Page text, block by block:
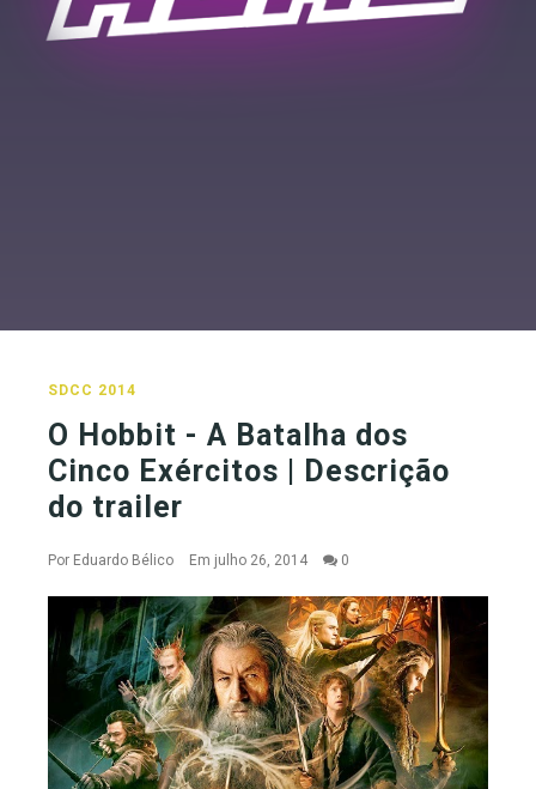
SDCC 2014
O Hobbit - A Batalha dos
Cinco Exércitos | Descrição
do trailer
Por Eduardo Bélico Em julho 26, 2014 0